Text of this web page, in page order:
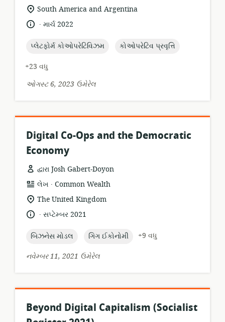
સુસંગતતા
સ્થાન:
South America and Argentina
ભાષા:.
પ્રકાશનમાર્ચ 2022
topic:
પ્લેટફોર્મ કોઓપરેટિવિઝમ topic:
કોઓપરેટિવ પ્રવૃત્તિ
+23 વધુ
ઓગસ્ટ 6, 2023 ઉમેરેલ
Digital Co-Ops and the Democratic
Economy
દ્વારા Josh Gabert-Doyon
સંસાધન
બંધારણ:
લેખ .
પ્રકાશક:
Common Wealth
સુસંગતતા
સ્થાન:
The United Kingdom
ભાષા:.
પ્રકાશન
સપ્ટેમ્બર 2021
topic:
બિઝનેસ મોડલ topic:
ગિગ ઈકોનોમી
+9 વધુ
નવેમ્બર 11, 2021 ઉમેરેલ
Beyond Digital Capitalism (Socialist